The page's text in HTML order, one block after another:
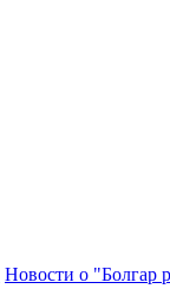
Новости о "Болгар